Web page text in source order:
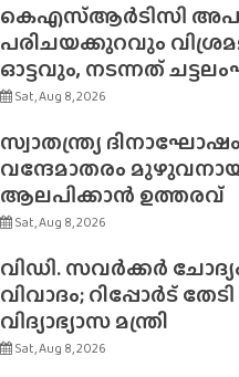
കെഎസ്ആർടിസി
പരിചയക്കുറവും
ഓട്ടവും, നടന്നത്
Sat, Aug 8, 2026
സ്വാതന്ത്ര്യ
വന്ദേമാതരം
ആലപിക്കാൻ ഉത്തരവ്
Sat, Aug 8, 2026
വിഡി. സവർക്കർ
വിവാദം; റിപ്പോർട് തേടി
വിദ്യാഭ്യാസ മന്ത്രി
Sat, Aug 8, 2026